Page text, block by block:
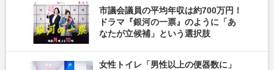
市議会議員の平均年収は約700万円！
ドラマ『銀河の一票』のように「あ
なたが立候補」という選択肢
女性トイレ「男性以上の便器数に」